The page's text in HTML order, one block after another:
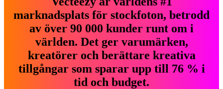
marknadsplats för stockfoton, betrodd
av över 90 000 kunder runt om i
världen. Det ger varumärken,
kreatörer och berättare kreativa
tillgångar som sparar upp till 76 % i
tid och budget.